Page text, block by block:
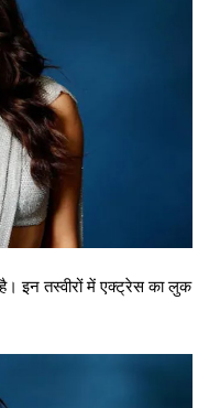
इन तस्वीरों में एक्ट्रेस का लुक